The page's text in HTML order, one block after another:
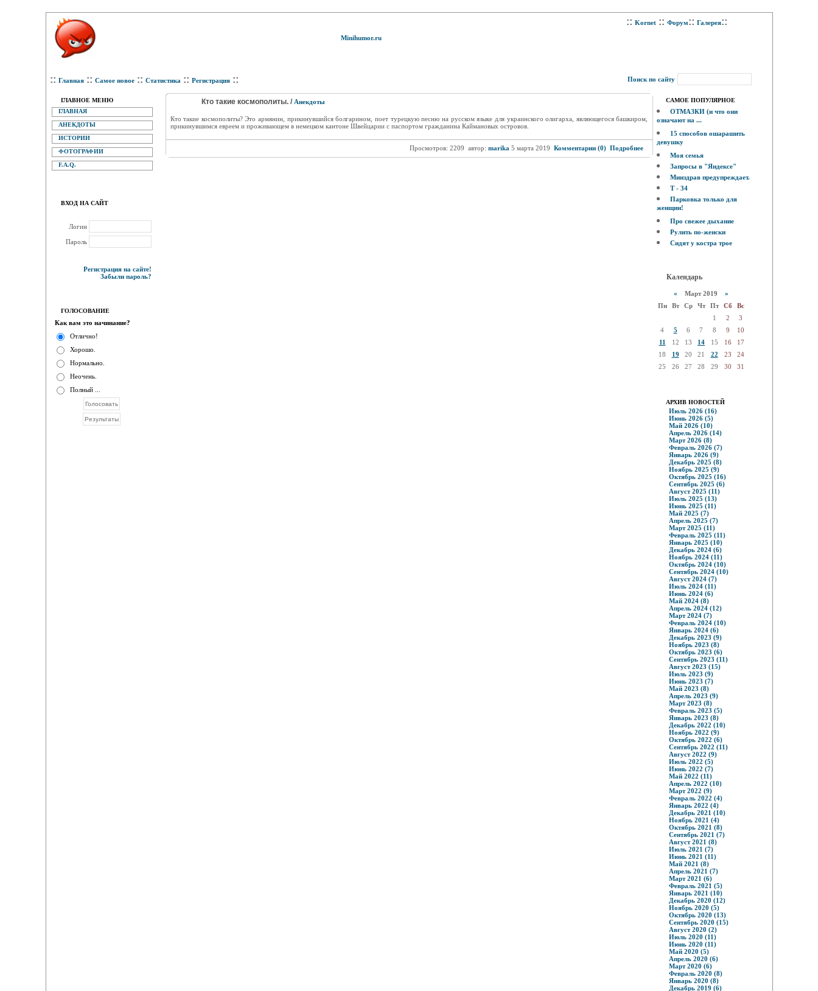
Minihumor.ru
:: Kornet :: Форум:: Галерея::
:: Главная :: Самое новое :: Статистика :: Регистрация :: Поиск по сайту
ГЛАВНОЕ МЕНЮ
ГЛАВНАЯ
АНЕКДОТЫ
ИСТОРИИ
ФОТОГРАФИИ
F.A.Q.
ВХОД НА САЙТ
Логин
Пароль
Регистрация на сайте!
Забыли пароль?
ГОЛОСОВАНИЕ
Как вам это начинание?
Отлично!
Хорошо.
Нормально.
Неочень.
Полный ...
Кто такие космополиты. / Анекдоты
Кто такие космополиты? Это армянин, прикинувшийся болгарином, поет турецкую песню на русском языке для украинского олигарха, являющегося башкиром,
прикинувшимся евреем и проживающем в немецком кантоне Швейцарии с паспортом гражданина Каймановых островов.
Просмотров: 2209 автор: marika 5 марта 2019 Комментарии (0) Подробнее
САМОЕ ПОПУЛЯРНОЕ
ОТМАЗКИ (и что они
означают на ...
15 способов ошарашить
девушку
Моя семья
Запросы в "Яндексе"
Минздрав предупреждает.
Т - 34
Парковка только для
женщин!
Про свежее дыхание
Рулить по-женски
Сидят у костра трое
Календарь
« Март 2019 »
Пн
Вт Ср Чт Пт Сб
Вс
1
2
3
4
5 6 7 8 9
10
11
12 13 14 15 16
17
18
19 20 21 22 23
24
25
26 27 28 29 30 31
АРХИВ НОВОСТЕЙ
Июль 2026 (16)
Июнь 2026 (5)
Май 2026 (10)
Апрель 2026 (14)
Март 2026 (8)
Февраль 2026 (7)
Январь 2026 (9)
Декабрь 2025 (8)
Ноябрь 2025 (9)
Октябрь 2025 (16)
Сентябрь 2025 (6)
Август 2025 (11)
Июль 2025 (13)
Июнь 2025 (11)
Май 2025 (7)
Апрель 2025 (7)
Март 2025 (11)
Февраль 2025 (11)
Январь 2025 (10)
Декабрь 2024 (6)
Ноябрь 2024 (11)
Октябрь 2024 (10)
Сентябрь 2024 (10)
Август 2024 (7)
Июль 2024 (11)
Июнь 2024 (6)
Май 2024 (8)
Апрель 2024 (12)
Март 2024 (7)
Февраль 2024 (10)
Январь 2024 (6)
Декабрь 2023 (9)
Ноябрь 2023 (8)
Октябрь 2023 (6)
Сентябрь 2023 (11)
Август 2023 (15)
Июль 2023 (9)
Июнь 2023 (7)
Май 2023 (8)
Апрель 2023 (9)
Март 2023 (8)
Февраль 2023 (5)
Январь 2023 (8)
Декабрь 2022 (10)
Ноябрь 2022 (9)
Октябрь 2022 (6)
Сентябрь 2022 (11)
Август 2022 (9)
Июль 2022 (5)
Июнь 2022 (7)
Май 2022 (11)
Апрель 2022 (10)
Март 2022 (9)
Февраль 2022 (4)
Январь 2022 (4)
Декабрь 2021 (10)
Ноябрь 2021 (4)
Октябрь 2021 (8)
Сентябрь 2021 (7)
Август 2021 (8)
Июль 2021 (7)
Июнь 2021 (11)
Май 2021 (8)
Апрель 2021 (7)
Март 2021 (6)
Февраль 2021 (5)
Январь 2021 (10)
Декабрь 2020 (12)
Ноябрь 2020 (5)
Октябрь 2020 (13)
Сентябрь 2020 (15)
Август 2020 (2)
Июль 2020 (11)
Июнь 2020 (11)
Май 2020 (5)
Апрель 2020 (6)
Март 2020 (6)
Февраль 2020 (8)
Январь 2020 (8)
Декабрь 2019 (6)